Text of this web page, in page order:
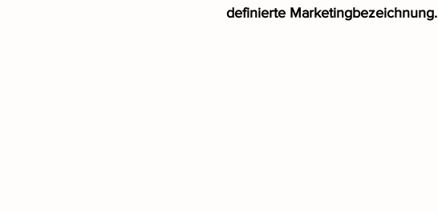
definierte Marketingbezeichnung.